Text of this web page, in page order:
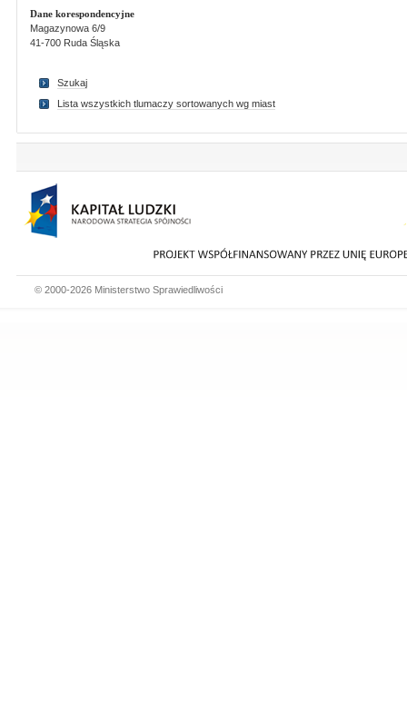
Dane korespondencyjne
Magazynowa 6/9
41-700 Ruda Śląska
Szukaj
Lista wszystkich tlumaczy sortowanych wg miast
© 2000-2026 Ministerstwo Sprawiedliwości